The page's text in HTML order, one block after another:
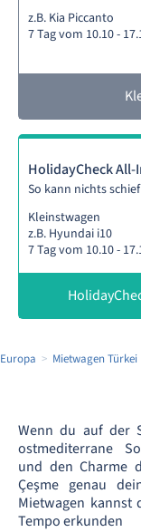
z.B. Kia Piccanto
7 Tag vom 10.10 -
HolidayCheck
So kann nichts
Kleinstwagen
z.B. Hyundai i10
7 Tag vom 10.10 -
Mietwagen Türkei
Wenn du auf der
ostmediterrane
und den Charme
Çeşme genau
Mietwagen kannst
Tempo erkunden